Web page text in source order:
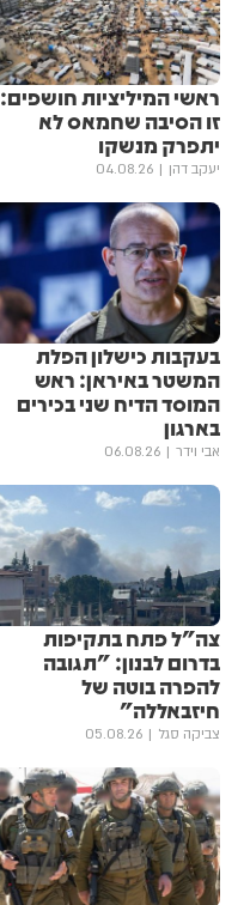
ראשי המיליציות חושפים:
זו הסיבה שחמאס לא
יתפרק מנשקו
יעקב דהן 04.08.26
בעקבות כישלון הפלת
המשטר באיראן: ראש
המוסד הדיח שני בכירים
בארגון
אבי וידר 06.08.26
צה"ל פתח בתקיפות
בדרום לבנון: "תגובה
להפרה בוטה של
חיזבאללה"
צביקה סגל 05.08.26